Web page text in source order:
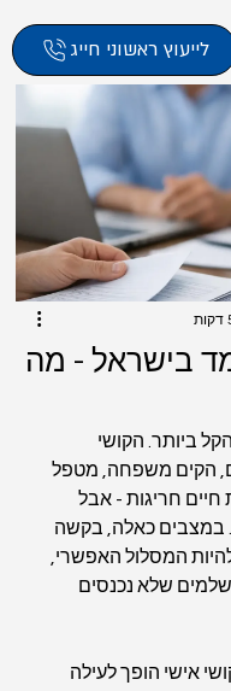
לייעוץ ראשוני חייג
בישראל - מה
ביותר. הקושי
הקים משפחה, מטפל
חיים חריגות - אבל
במצבים כאלה, בקשה
המסלול האפשרי,
שלא נכנסים
אישי הופך לעילה